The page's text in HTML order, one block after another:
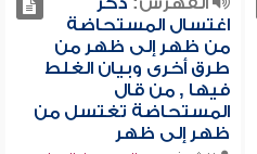
اغتسال المستحاضة
من ظهر إلى ظهر من
طرق أخرى وبيان الغلط
فيها , من قال
المستحاضة تغتسل من
ظهر إلى ظهر